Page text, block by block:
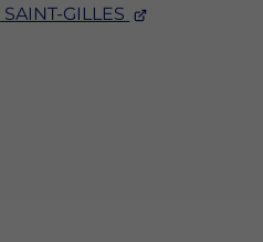
SAINT-GILLES